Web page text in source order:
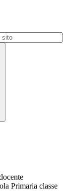
Primaria classe